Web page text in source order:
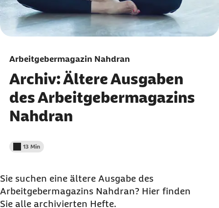
Arbeitgebermagazin Nahdran
Archiv: Ältere Ausgaben
des Arbeitgebermagazins
Nahdran
Lesedauer weniger als
13 Min
Sie suchen eine ältere Ausgabe des
Arbeitgebermagazins Nahdran? Hier finden
Sie alle archivierten Hefte.